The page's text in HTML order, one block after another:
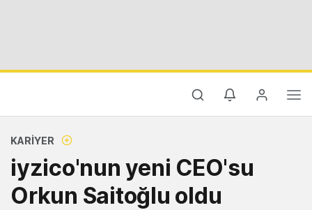
KARIYER
iyzico'nun yeni CEO'su
Orkun Saitoğlu oldu